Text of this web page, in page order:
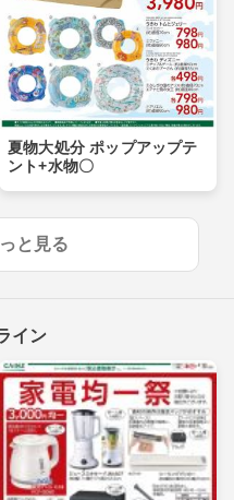
夏物大処分 ポップアップテ
ント+水物〇
と見る
イン